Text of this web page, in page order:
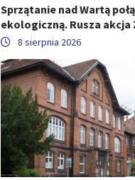
Sprzątanie nad Wartą
ekologiczną. Rusza akcja
8 sierpnia 2026